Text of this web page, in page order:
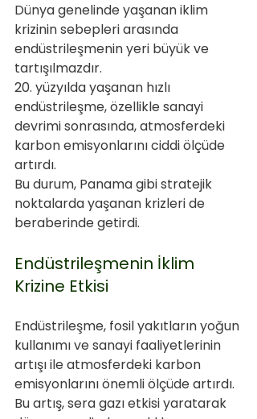
Dünya genelinde yaşanan iklim
krizinin sebepleri arasında
endüstrileşmenin yeri büyük ve
tartışılmazdır.
20. yüzyılda yaşanan hızlı
endüstrileşme, özellikle sanayi
devrimi sonrasında, atmosferdeki
karbon emisyonlarını ciddi ölçüde
artırdı.
Bu durum, Panama gibi stratejik
noktalarda yaşanan krizleri de
beraberinde getirdi.
Endüstrileşmenin İklim
Krizine Etkisi
Endüstrileşme, fosil yakıtların yoğun
kullanımı ve sanayi faaliyetlerinin
artışı ile atmosferdeki karbon
emisyonlarını önemli ölçüde artırdı.
Bu artış, sera gazı etkisi yaratarak